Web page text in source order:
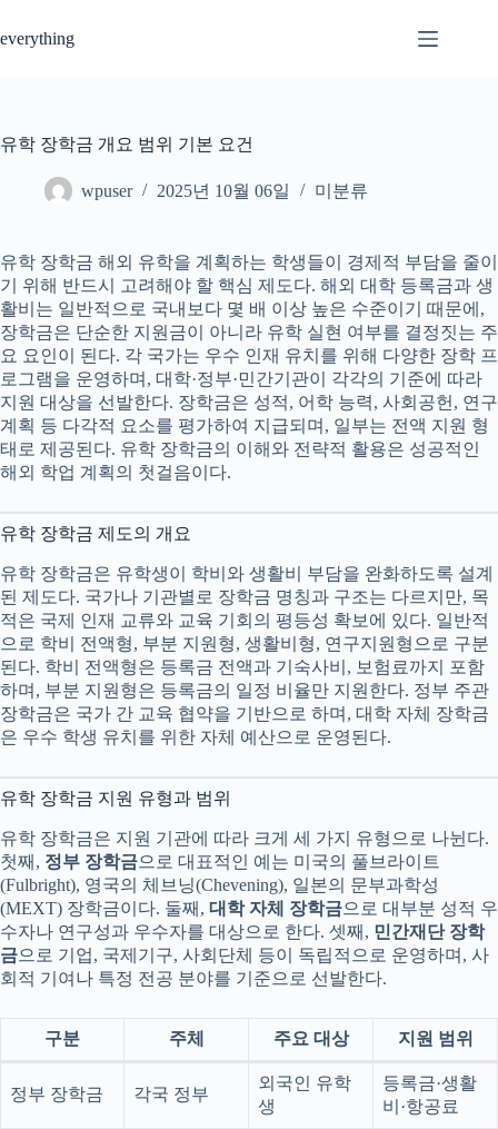
content
everything
유학 장학금 개요 범위 기본 요건
wpuser 2025년 10월 06일 미분류
유학 장학금 해외 유학을 계획하는 학생들이 경제적 부담을 줄이
기 위해 반드시 고려해야 할 핵심 제도다. 해외 대학 등록금과 생
활비는 일반적으로 국내보다 몇 배 이상 높은 수준이기 때문에,
장학금은 단순한 지원금이 아니라 유학 실현 여부를 결정짓는 주
요 요인이 된다. 각 국가는 우수 인재 유치를 위해 다양한 장학 프
로그램을 운영하며, 대학·정부·민간기관이 각각의 기준에 따라
지원 대상을 선발한다. 장학금은 성적, 어학 능력, 사회공헌, 연구
계획 등 다각적 요소를 평가하여 지급되며, 일부는 전액 지원 형
태로 제공된다. 유학 장학금의 이해와 전략적 활용은 성공적인
해외 학업 계획의 첫걸음이다.
유학 장학금 제도의 개요
유학 장학금은 유학생이 학비와 생활비 부담을 완화하도록 설계
된 제도다. 국가나 기관별로 장학금 명칭과 구조는 다르지만, 목
적은 국제 인재 교류와 교육 기회의 평등성 확보에 있다. 일반적
으로 학비 전액형, 부분 지원형, 생활비형, 연구지원형으로 구분
된다. 학비 전액형은 등록금 전액과 기숙사비, 보험료까지 포함
하며, 부분 지원형은 등록금의 일정 비율만 지원한다. 정부 주관
장학금은 국가 간 교육 협약을 기반으로 하며, 대학 자체 장학금
은 우수 학생 유치를 위한 자체 예산으로 운영된다.
유학 장학금 지원 유형과 범위
유학 장학금은 지원 기관에 따라 크게 세 가지 유형으로 나뉜다.
첫째, 정부 장학금으로 대표적인 예는 미국의 풀브라이트
(Fulbright), 영국의 체브닝(Chevening), 일본의 문부과학성
(MEXT) 장학금이다. 둘째, 대학 자체 장학금으로 대부분 성적 우
수자나 연구성과 우수자를 대상으로 한다. 셋째, 민간재단 장학
금으로 기업, 국제기구, 사회단체 등이 독립적으로 운영하며, 사
회적 기여나 특정 전공 분야를 기준으로 선발한다.
구분 주체 주요 대상 지원 범위
정부 장학금 각국 정부
외국인 유학
생
등록금·생활
비·항공료